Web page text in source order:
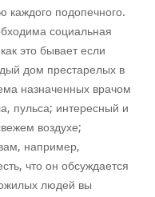
каждого подопечного.
социальная
это бывает если
дом престарелых в
назначенных врачом
пульса; интересный и
воздухе;
например,
что он обсуждается
людей вы